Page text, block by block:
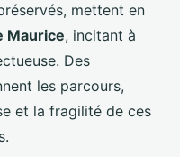
mettent en
Maurice, incitant à
Des
les parcours,
et la fragilité de ces